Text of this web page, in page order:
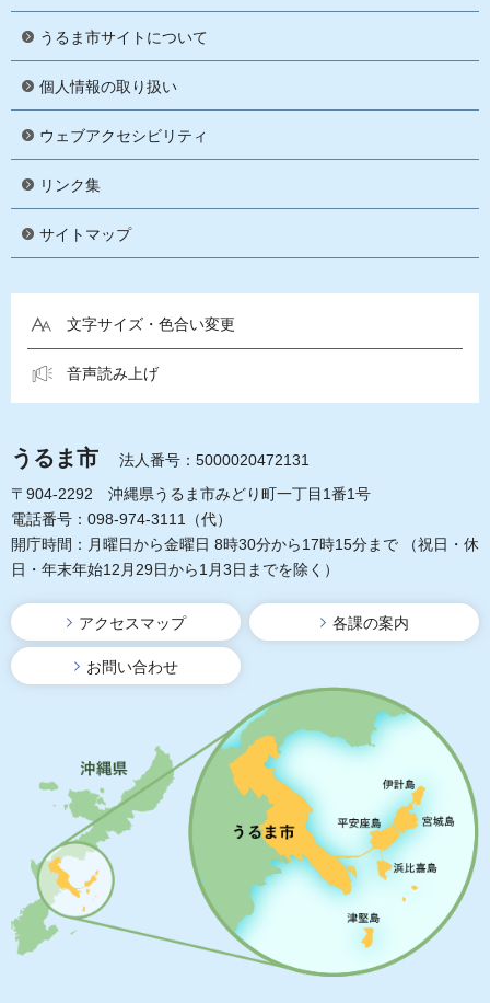
うるま市サイトについて
個人情報の取り扱い
ウェブアクセシビリティ
リンク集
サイトマップ
文字サイズ・色合い変更
音声読み上げ
うるま市
法人番号：5000020472131
〒904-2292 沖縄県うるま市みどり町一丁目1番1号
電話番号：098-974-3111（代）
開庁時間：月曜日から金曜日 8時30分から17時15分まで
（祝日・休
日・年末年始12月29日から1月3日までを除く）
アクセスマップ 各課の案内
お問い合わせ